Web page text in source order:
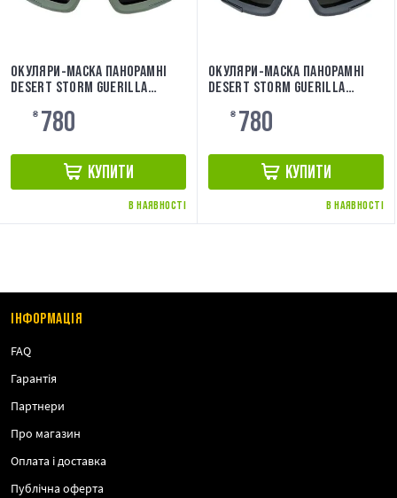
ОКУЛЯРИ-МАСКА ПАНОРАМНІ
DESERT STORM GUERILLA
₴ 780
КУПИТИ
В НАЯВНОСТІ
ОКУЛЯРИ-МАСКА ПАНОРАМНІ
DESERT STORM GUERILLA
₴ 780
КУПИТИ
В НАЯВНОСТІ
ІНФОРМАЦІЯ
FAQ
Гарантія
Партнери
Про магазин
Оплата і доставка
Публічна оферта